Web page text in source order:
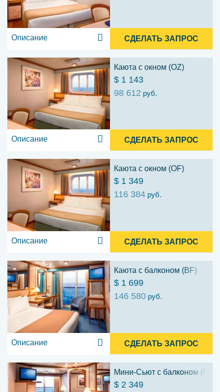
Описание СДЕЛАТЬ ЗАПРОС
Каюта с окном (OZ)
$ 1 143
98 612 руб.
Описание СДЕЛАТЬ ЗАПРОС
Каюта с окном (OF)
$ 1 349
116 384 руб.
Описание СДЕЛАТЬ ЗАПРОС
Каюта с балконом (BF)
$ 1 699
146 580 руб.
Описание СДЕЛАТЬ ЗАПРОС
Мини-Сьют с балконом (ME)
$ 2 349